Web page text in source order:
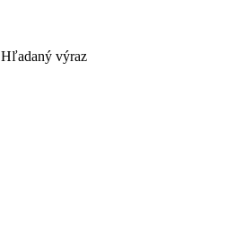
Hľadaný výraz